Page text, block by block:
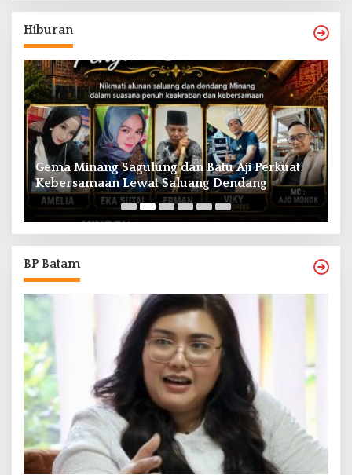
Hiburan
Gema Minang Sagulung dan Batu Aji Perkuat
Kebersamaan Lewat Saluang Dendang
BP Batam